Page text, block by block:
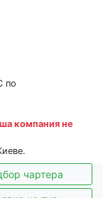
по
компания не
чартера